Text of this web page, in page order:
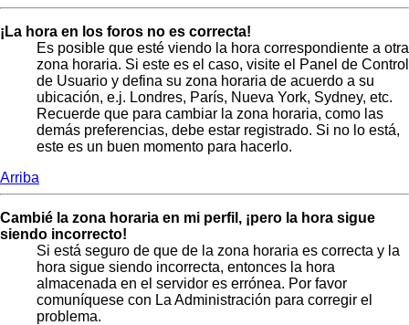
¡La hora en los foros no es correcta!
Es posible que esté viendo la hora correspondiente a otra
zona horaria. Si este es el caso, visite el Panel de Control
de Usuario y defina su zona horaria de acuerdo a su
ubicación, e.j. Londres, París, Nueva York, Sydney, etc.
Recuerde que para cambiar la zona horaria, como las
demás preferencias, debe estar registrado. Si no lo está,
este es un buen momento para hacerlo.
Arriba
Cambié la zona horaria en mi perfil, ¡pero la hora sigue
siendo incorrecto!
Si está seguro de que de la zona horaria es correcta y la
hora sigue siendo incorrecta, entonces la hora
almacenada en el servidor es errónea. Por favor
comuníquese con La Administración para corregir el
problema.